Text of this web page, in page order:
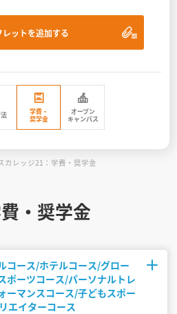
書
ーム（学校用）
レットを追加する
学費・
奨学金
オープン
キャンパス
カレッジ21：学費・奨学金
・奨学金
コース/ホテルコース/グロー
ポーツコース/パーソナルトレ
ーマンスコース/子どもスポー
エイターコース